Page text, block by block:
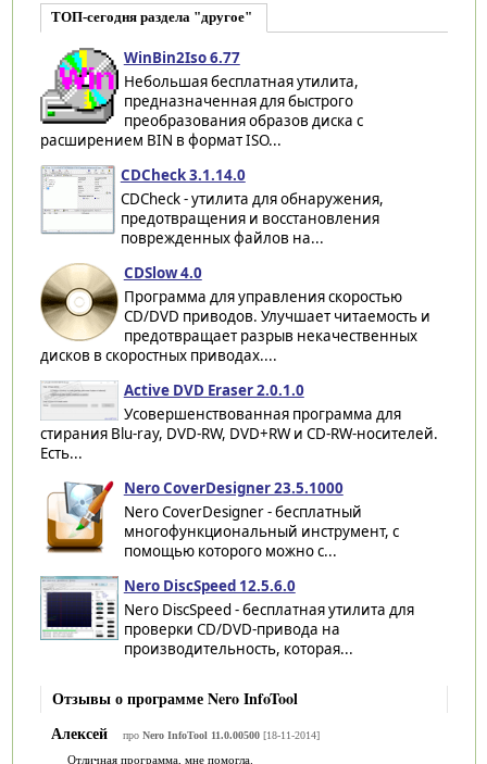
ТОП-сегодня раздела "другое"
WinBin2Iso 6.77
Небольшая бесплатная утилита,
предназначенная для быстрого
преобразования образов диска с
расширением BIN в формат ISO...
CDCheck 3.1.14.0
CDCheck - утилита для обнаружения,
предотвращения и восстановления
поврежденных файлов на...
CDSlow 4.0
Программа для управления скоростью
CD/DVD приводов. Улучшает читаемость и
предотвращает разрыв некачественных
дисков в скоростных приводах....
Active DVD Eraser 2.0.1.0
Усовершенствованная программа для
стирания Blu-ray, DVD-RW, DVD+RW и CD-RW-носителей.
Есть...
Nero CoverDesigner 23.5.1000
Nero CoverDesigner - бесплатный
многофункциональный инструмент, с
помощью которого можно с...
Nero DiscSpeed 12.5.6.0
Nero DiscSpeed - бесплатная утилита для
проверки CD/DVD-привода на
производительность, которая...
Отзывы о программе Nero InfoTool
Алексей
про Nero InfoTool 11.0.00500[18-11-2014]
Отличная программа, мне помогла.